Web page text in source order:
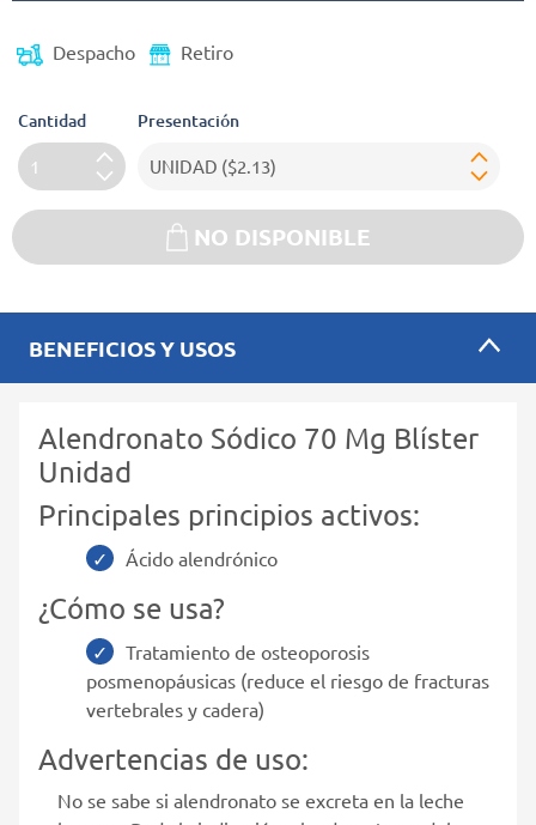
Despacho Retiro
Cantidad Presentación
NO DISPONIBLE
BENEFICIOS Y USOS
Alendronato Sódico 70 Mg Blíster
Unidad
Principales principios activos:
Ácido alendrónico
¿Cómo se usa?
Tratamiento de osteoporosis
posmenopáusicas (reduce el riesgo de fracturas
vertebrales y cadera)
Advertencias de uso:
No se sabe si alendronato se excreta en la leche